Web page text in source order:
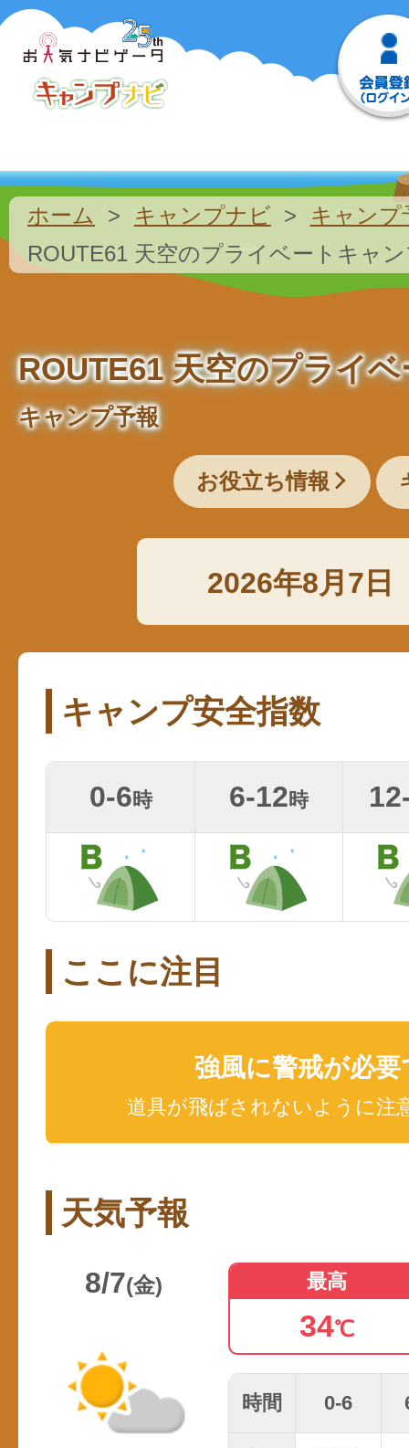
ホーム キャンプナビ
キャンプ
ROUTE61 天空のプライベートキャ
ROUTE61 天空のプライ
キャンプ予報
お役立ち情報
2026年8月7日
キャンプ安全指数
0-6時 6-12時
ここに注目
強風に警戒が必要
道具が飛ばされないように注
天気予報
8/7(金) 最高
34℃
時間 0-6